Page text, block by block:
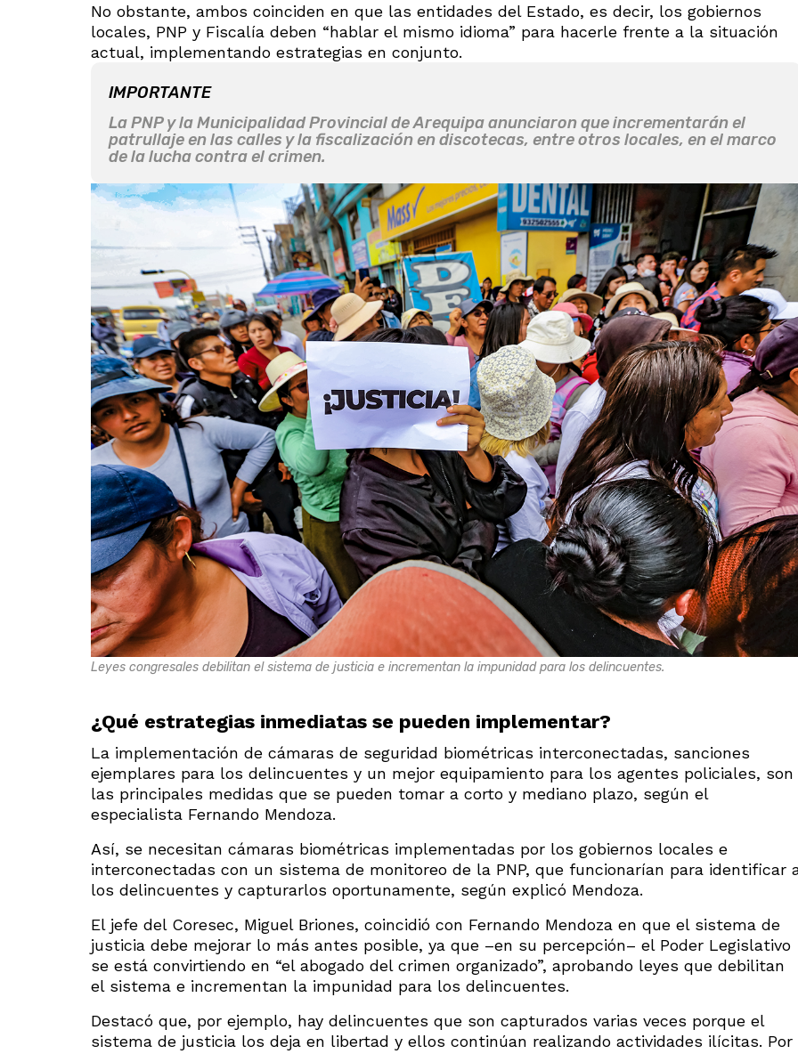
No obstante, ambos coinciden en que las entidades del Estado, es decir, los gobiernos
locales, PNP y Fiscalía deben “hablar el mismo idioma” para hacerle frente a la situación
actual, implementando estrategias en conjunto.
IMPORTANTE
La PNP y la Municipalidad Provincial de Arequipa anunciaron que incrementarán el
patrullaje en las calles y la fiscalización en discotecas, entre otros locales, en el marco
de la lucha contra el crimen.
Leyes congresales debilitan el sistema de justicia e incrementan la impunidad para los delincuentes.
¿Qué estrategias inmediatas se pueden implementar?
La implementación de cámaras de seguridad biométricas interconectadas, sanciones
ejemplares para los delincuentes y un mejor equipamiento para los agentes policiales, son
las principales medidas que se pueden tomar a corto y mediano plazo, según el
especialista Fernando Mendoza.
Así, se necesitan cámaras biométricas implementadas por los gobiernos locales e
interconectadas con un sistema de monitoreo de la PNP, que funcionarían para identificar
los delincuentes y capturarlos oportunamente, según explicó Mendoza.
El jefe del Coresec, Miguel Briones, coincidió con Fernando Mendoza en que el sistema de
justicia debe mejorar lo más antes posible, ya que –en su percepción– el Poder Legislativo
se está convirtiendo en “el abogado del crimen organizado”, aprobando leyes que debilitan
el sistema e incrementan la impunidad para los delincuentes.
Destacó que, por ejemplo, hay delincuentes que son capturados varias veces porque el
sistema de justicia los deja en libertad y ellos continúan realizando actividades ilícitas. Por